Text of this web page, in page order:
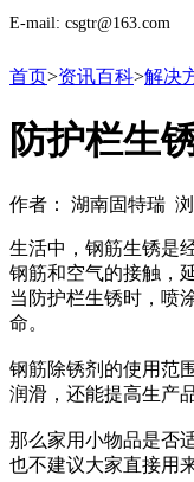
E-mail: csgtr@163.com
首页>资讯百科>解决
防护栏生
作者： 湖南固特瑞
生活中，钢筋生锈是
钢筋和空气的接触，
当防护栏生锈时，喷
命。
钢筋除锈剂的使用范
润滑，还能提高生产
那么家用小物品是否
也不建议大家直接用